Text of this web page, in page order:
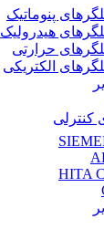
پنوماتیک
هیدرولیک
حرارتی
الکتریکی
کنترلی
HITA